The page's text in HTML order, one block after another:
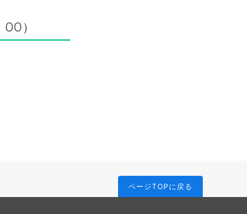
）
ページTOPに戻る